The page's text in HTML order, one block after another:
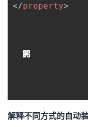
</property>
解释不同方式的自动